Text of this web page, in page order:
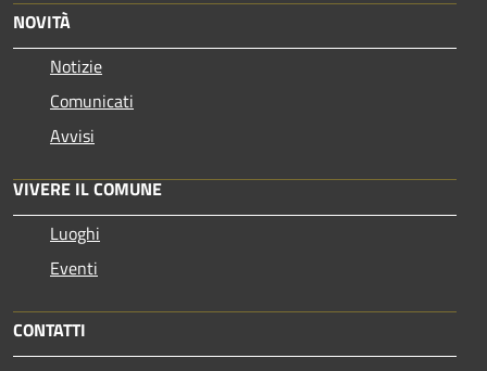
NOVITÀ
Notizie
Comunicati
Avvisi
VIVERE IL COMUNE
Luoghi
Eventi
CONTATTI